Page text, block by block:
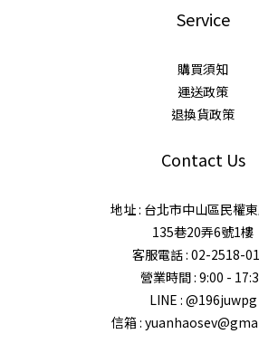
Service
購買須知
運送政策
退換貨政策
Contact Us
地址 : 台北市中山區民權
135巷20弄6號1樓
客服電話 : 02-2518-
營業時間 : 9:00 -
LINE : @196juwpg
信箱 :